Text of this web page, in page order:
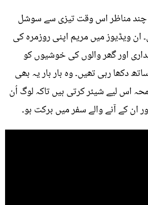
چند مناظر اس وقت تیزی سے سوشل
ان ویڈیوز میں مریم اپنی روزمرہ کی
اور گھر والوں کی خوشیوں کو
دکھا رہی تھیں۔ وہ بار بار یہ بھی
اس لیے شیئر کرتی ہیں تاکہ لوگ اُن
ان کے آنے والے سفر میں برکت ہو۔